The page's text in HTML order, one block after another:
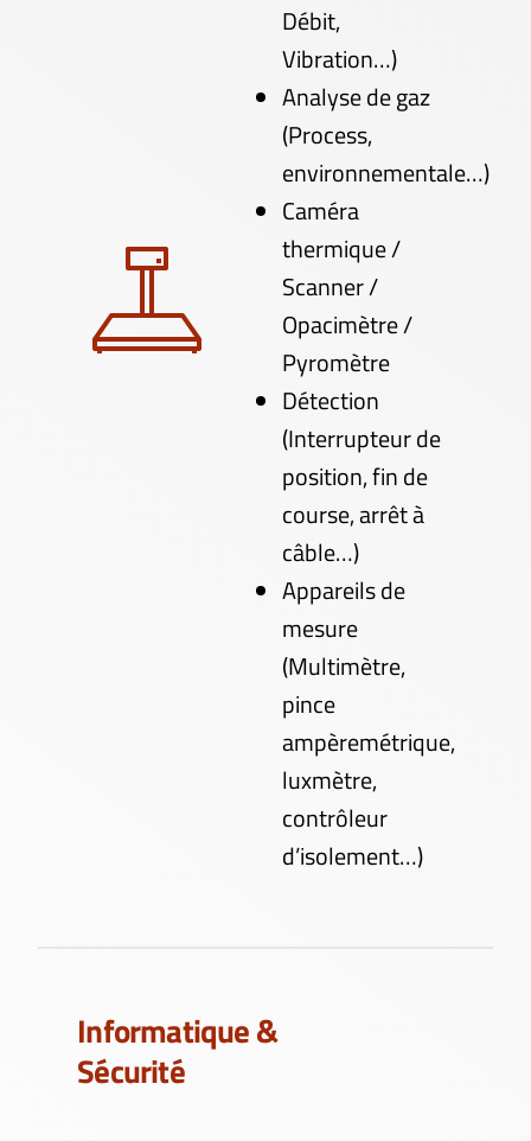
Débit,
Vibration…)
Analyse de gaz
(Process,
environnementale…)
Caméra
thermique /
Scanner /
Opacimètre /
Pyromètre
Détection
(Interrupteur de
position, fin de
course, arrêt à
câble…)
Appareils de
mesure
(Multimètre,
pince
ampèremétrique,
luxmètre,
contrôleur
d’isolement…)
Informatique &
Sécurité